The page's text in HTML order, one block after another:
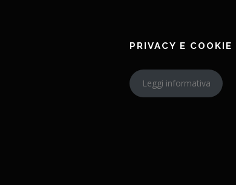
PRIVACY E COOKIE
Leggi informativa